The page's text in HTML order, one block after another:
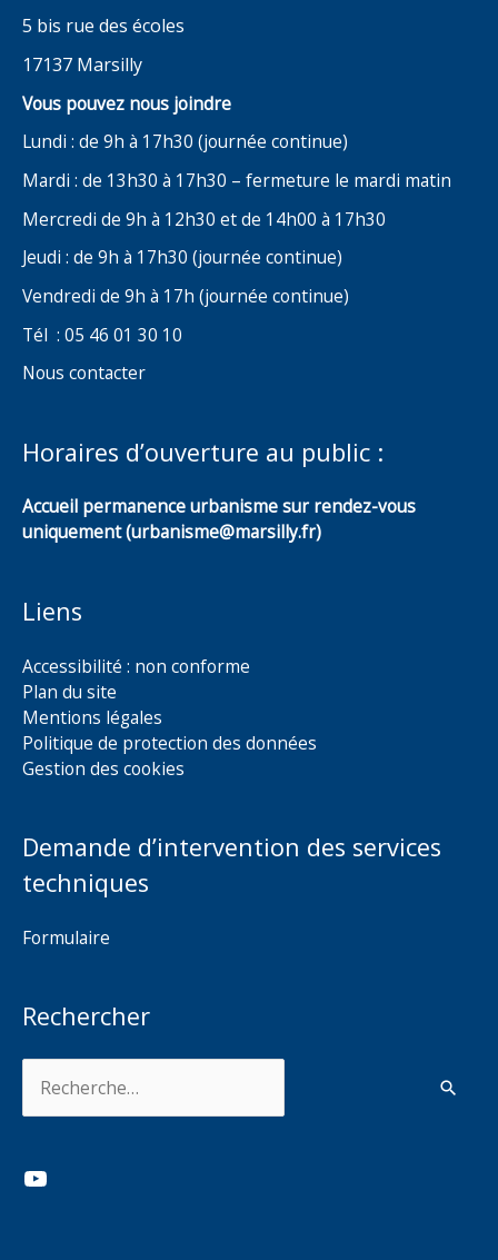
5 bis rue des écoles
17137 Marsilly
Vous pouvez nous joindre
Lundi : de 9h à 17h30 (journée continue)
Mardi : de 13h30 à 17h30 – fermeture le mardi matin
Mercredi de 9h à 12h30 et de 14h00 à 17h30
Jeudi : de 9h à 17h30 (journée continue)
Vendredi de 9h à 17h (journée continue)
Tél : 05 46 01 30 10
Nous contacter
Horaires d’ouverture au public :
Accueil permanence urbanisme sur rendez-vous
uniquement (urbanisme@marsilly.fr)
Liens
Accessibilité : non conforme
Plan du site
Mentions légales
Politique de protection des données
Gestion des cookies
Demande d’intervention des services
techniques
Formulaire
Rechercher
YouTube